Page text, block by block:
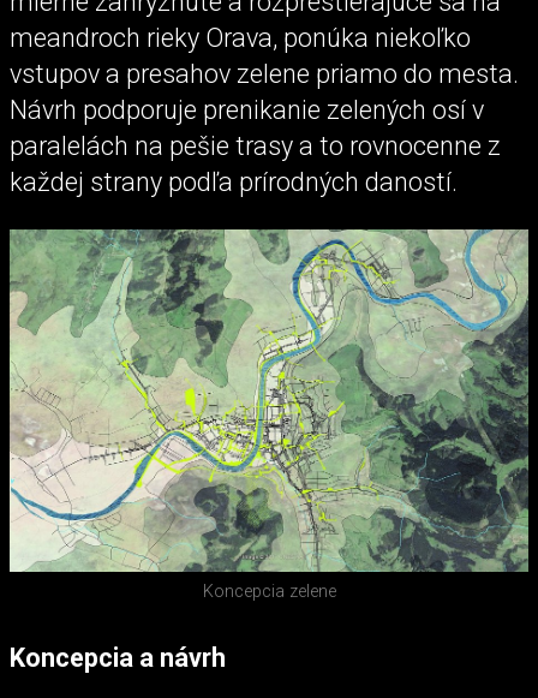
meandroch rieky Orava, ponúka niekoľko
vstupov a presahov zelene priamo do mesta.
Návrh podporuje prenikanie zelených osí v
paralelách na pešie trasy a to rovnocenne z
každej strany podľa prírodných daností.
Koncepcia zelene
Koncepcia a návrh